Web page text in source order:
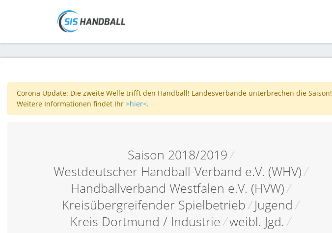
Corona Update: Die zweite Welle trifft den Handball! Landesverbände unterbrechen die Saison!
Weitere Informationen findet Ihr >hier<.
Saison 2018/2019/
Westdeutscher Handball-Verband e.V. (WHV)/
Handballverband Westfalen e.V. (HVW)/
Kreisübergreifender Spielbetrieb/ Jugend /
Kreis Dortmund / Industrie/weibl. Jgd. /